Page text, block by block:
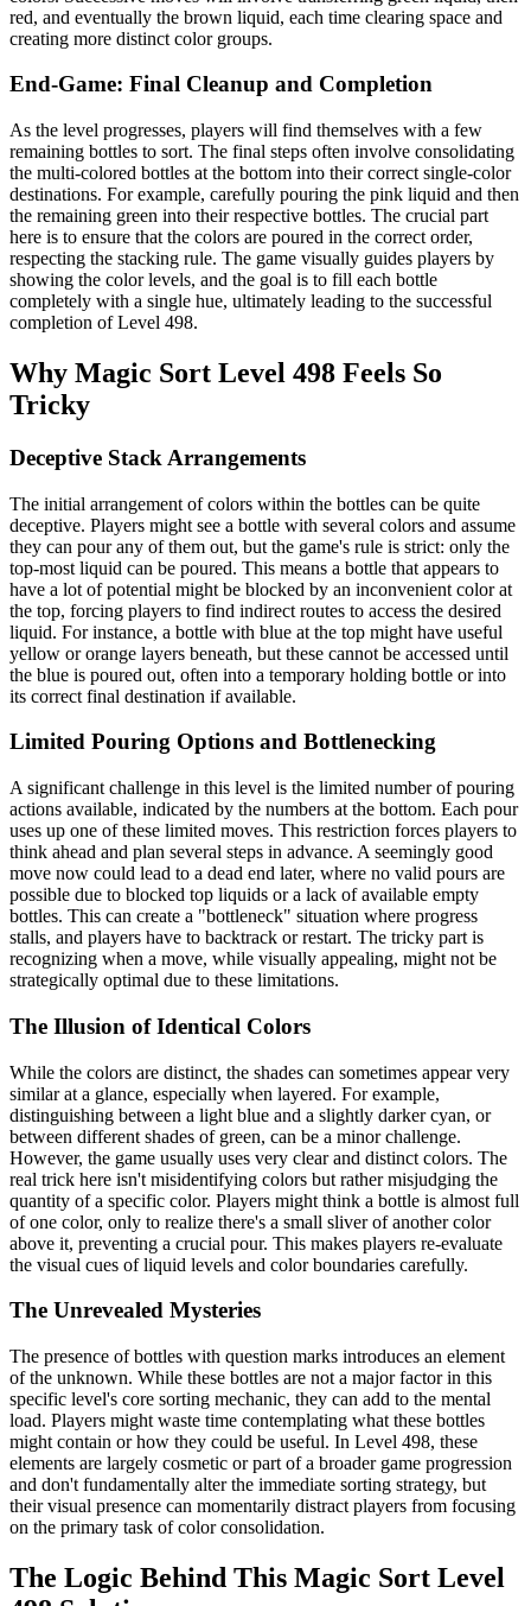
red, and eventually the brown liquid, each time clearing space and
creating more distinct color groups.
End-Game: Final Cleanup and Completion
As the level progresses, players will find themselves with a few
remaining bottles to sort. The final steps often involve consolidating
the multi-colored bottles at the bottom into their correct single-color
destinations. For example, carefully pouring the pink liquid and then
the remaining green into their respective bottles. The crucial part
here is to ensure that the colors are poured in the correct order,
respecting the stacking rule. The game visually guides players by
showing the color levels, and the goal is to fill each bottle
completely with a single hue, ultimately leading to the successful
completion of Level 498.
Why Magic Sort Level 498 Feels So
Tricky
Deceptive Stack Arrangements
The initial arrangement of colors within the bottles can be quite
deceptive. Players might see a bottle with several colors and assume
they can pour any of them out, but the game's rule is strict: only the
top-most liquid can be poured. This means a bottle that appears to
have a lot of potential might be blocked by an inconvenient color at
the top, forcing players to find indirect routes to access the desired
liquid. For instance, a bottle with blue at the top might have useful
yellow or orange layers beneath, but these cannot be accessed until
the blue is poured out, often into a temporary holding bottle or into
its correct final destination if available.
Limited Pouring Options and Bottlenecking
A significant challenge in this level is the limited number of pouring
actions available, indicated by the numbers at the bottom. Each pour
uses up one of these limited moves. This restriction forces players to
think ahead and plan several steps in advance. A seemingly good
move now could lead to a dead end later, where no valid pours are
possible due to blocked top liquids or a lack of available empty
bottles. This can create a "bottleneck" situation where progress
stalls, and players have to backtrack or restart. The tricky part is
recognizing when a move, while visually appealing, might not be
strategically optimal due to these limitations.
The Illusion of Identical Colors
While the colors are distinct, the shades can sometimes appear very
similar at a glance, especially when layered. For example,
distinguishing between a light blue and a slightly darker cyan, or
between different shades of green, can be a minor challenge.
However, the game usually uses very clear and distinct colors. The
real trick here isn't misidentifying colors but rather misjudging the
quantity of a specific color. Players might think a bottle is almost full
of one color, only to realize there's a small sliver of another color
above it, preventing a crucial pour. This makes players re-evaluate
the visual cues of liquid levels and color boundaries carefully.
The Unrevealed Mysteries
The presence of bottles with question marks introduces an element
of the unknown. While these bottles are not a major factor in this
specific level's core sorting mechanic, they can add to the mental
load. Players might waste time contemplating what these bottles
might contain or how they could be useful. In Level 498, these
elements are largely cosmetic or part of a broader game progression
and don't fundamentally alter the immediate sorting strategy, but
their visual presence can momentarily distract players from focusing
on the primary task of color consolidation.
The Logic Behind This Magic Sort Level